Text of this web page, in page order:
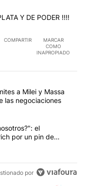
Y DE PODER !!!!
COMPARTIR
MARCAR
COMO
INAPROPIADO
comentarios en los
gobernadores marcan
a Milei y Massa
las negociaciones
qué 'nonoslodieron'
el
por un pin de
por